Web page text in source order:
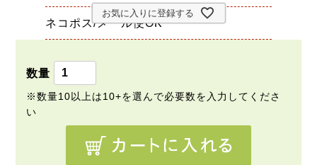
ネコポス/メール便OK
お気に入りに登録する